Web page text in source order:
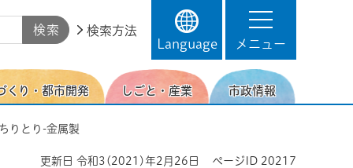
検索方法
Language
メニュー
くり・都市開発 しごと・産業 市政情報
りとり-金属製
更新日 令和3(2021)年2月26日 ページID 20217